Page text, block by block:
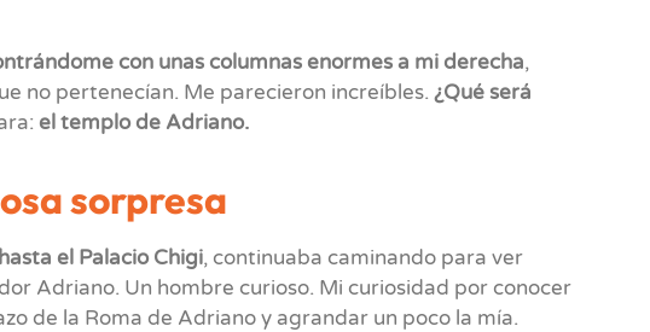
con unas columnas enormes a mi derecha,
no pertenecían. Me parecieron increíbles. ¿Qué será
el templo de Adriano.
sorpresa
el Palacio Chigi, continuaba caminando para ver
Adriano. Un hombre curioso. Mi curiosidad por conocer
de la Roma de Adriano y agrandar un poco la mía.